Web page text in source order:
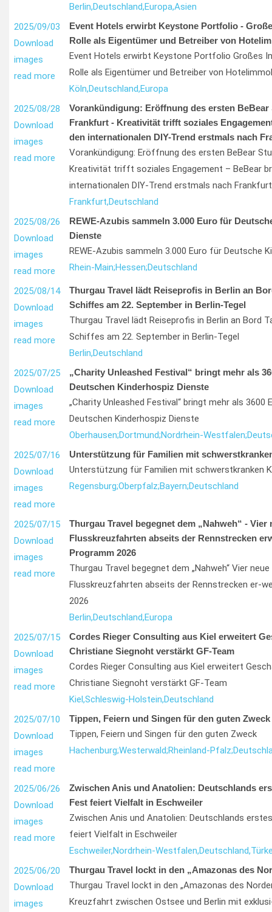
Berlin,Deutschland,Europa,Asien
2025/09/03
Download
images
read more
Event Hotels erwirbt Keystone Portfolio -
Rolle als Eigentümer und Betreiber von
Event Hotels erwirbt Keystone Portfolio Großes
Rolle als Eigentümer und Betreiber von
Köln,Deutschland,Europa
2025/08/28
Download
images
read more
Vorankündigung: Eröffnung des ersten BeBear
Frankfurt - Kreativität trifft soziales
den internationalen DIY-Trend erstmals nach
Vorankündigung: Eröffnung des ersten BeBear
Kreativität trifft soziales Engagement – BeBear
internationalen DIY-Trend erstmals nach Frankfurt
Frankfurt,Deutschland
2025/08/26
Download
images
read more
REWE-Azubis sammeln 3.000 Euro für
Dienste
REWE-Azubis sammeln 3.000 Euro für Deutsche
Rhein-Main;Hessen;Deutschland
2025/08/14
Download
images
read more
Thurgau Travel lädt Reiseprofis in Berlin an
Schiffes am 22. September in Berlin-Tegel
Thurgau Travel lädt Reiseprofis in Berlin an Bord
Schiffes am 22. September in Berlin-Tegel
Berlin,Deutschland
2025/07/25
Download
images
read more
„Charity Unleashed Festival“ bringt mehr als
Deutschen Kinderhospiz Dienste
„Charity Unleashed Festival“ bringt mehr als 3600
Deutschen Kinderhospiz Dienste
Oberhausen;Dortmund;Nordrhein-Westfalen;
2025/07/16
Download
images
read more
Unterstützung für Familien mit
Unterstützung für Familien mit schwerstkranken
Regensburg;Oberpfalz;Bayern;Deutschland
2025/07/15
Download
images
read more
Thurgau Travel begegnet dem „Nahweh“ - Vier
Flusskreuzfahrten abseits der Rennstrecken
Programm 2026
Thurgau Travel begegnet dem „Nahweh“ Vier
Flusskreuzfahrten abseits der Rennstrecken er-
2026
Berlin,Deutschland,Europa
2025/07/15
Download
images
read more
Cordes Rieger Consulting aus Kiel erweitert
Christiane Siegnoht verstärkt GF-Team
Cordes Rieger Consulting aus Kiel erweitert
Christiane Siegnoht verstärkt GF-Team
Kiel,Schleswig-Holstein,Deutschland
2025/07/10
Download
images
read more
Tippen, Feiern und Singen für den guten Zweck
Tippen, Feiern und Singen für den guten Zweck
Hachenburg;Westerwald;Rheinland-Pfalz;
2025/06/26
Download
images
read more
Zwischen Anis und Anatolien: Deutschlands
Fest feiert Vielfalt in Eschweiler
Zwischen Anis und Anatolien: Deutschlands
feiert Vielfalt in Eschweiler
Eschweiler,Nordrhein-Westfalen,Deutschland,
2025/06/20
Download
images
Thurgau Travel lockt in den „Amazonas des
Thurgau Travel lockt in den „Amazonas des
Kreuzfahrt zwischen Ostsee und Berlin mit